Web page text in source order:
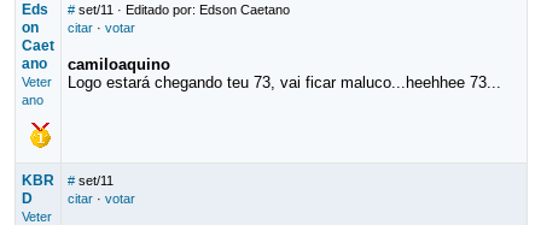
Eds
on
Caet
ano
Veter
ano
# set/11 · Editado por: Edson Caetano
citar· votar
camiloaquino
Logo estará chegando teu 73, vai ficar maluco...heehhee 73...
KBR
D
Veter
# set/11
citar· votar